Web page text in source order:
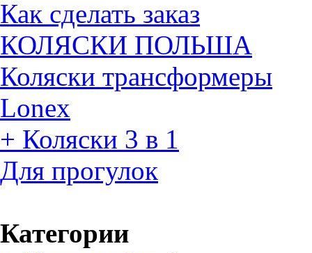
Как сделать заказ
КОЛЯСКИ ПОЛЬША
Коляски трансформеры
Lonex
+ Коляски 3 в 1
Для прогулок
Категории